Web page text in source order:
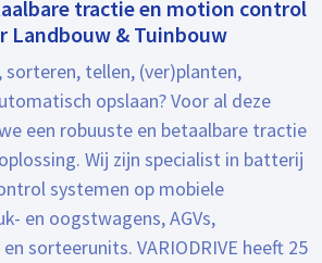
tractie en motion control
Landbouw & Tuinbouw
tellen, (ver)planten,
opslaan? Voor al deze
een robuuste en betaalbare tractie
Wij zijn specialist in batterij
systemen op mobiele
en oogstwagens, AGVs,
sorteerunits. VARIODRIVE heeft 25